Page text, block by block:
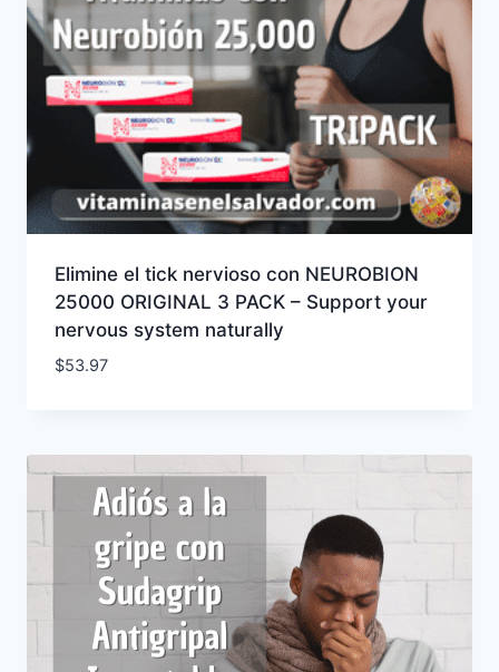
Elimine el tick nervioso con NEUROBION
25000 ORIGINAL 3 PACK – Support your
nervous system naturally
$53.97